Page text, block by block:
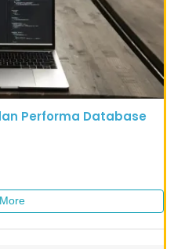
Performa Database